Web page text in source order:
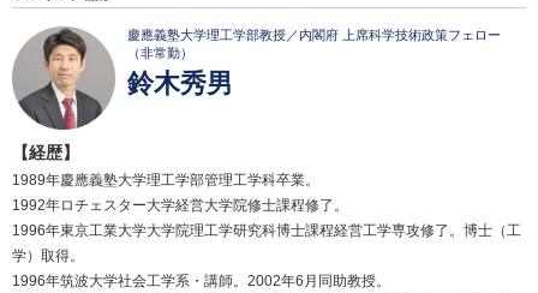
慶應義塾大学理工学部教授／内閣府 上席科学技術政策フェロー
（非常勤）
鈴木秀男
【経歴】
1989年慶應義塾大学理工学部管理工学科卒業。
1992年ロチェスター大学経営大学院修士課程修了。
1996年東京工業大学大学院理工学研究科博士課程経営工学専攻修了。博士（工
学）取得。
1996年筑波大学社会工学系・講師。2002年6月同助教授。